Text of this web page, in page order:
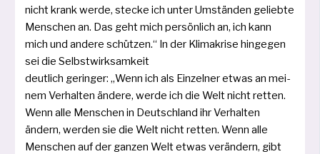
nicht krank wer­de, ste­cke ich unter Umständen gelieb­te
Menschen an. Das geht mich per­sön­lich an, ich kann
mich und ande­re schüt­zen.“ In der Klimakrise hin­ge­gen
sei die Selbstwirksamkeit
deut­lich gerin­ger: „Wenn ich als Einzelner etwas an mei­
nem Verhalten ände­re, wer­de ich die Welt nicht ret­ten.
Wenn alle Menschen in Deutschland ihr Verhalten
ändern, wer­den sie die Welt nicht ret­ten. Wenn alle
Menschen auf der gan­zen Welt etwas ver­än­dern, gibt